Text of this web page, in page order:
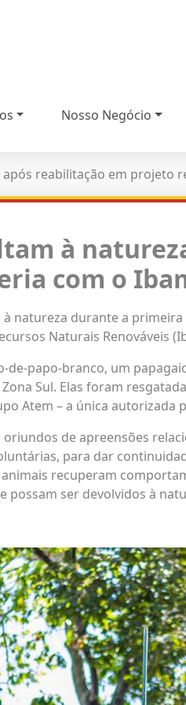
Nosso Negócio
reabilitação em projeto
à
com o
natureza durante a
Naturais Renováveis
de-papo-branco, um
Sul. Elas foram
Atem – a única
oriundos de apreensões
para dar
recuperam
possam ser devolvidos à